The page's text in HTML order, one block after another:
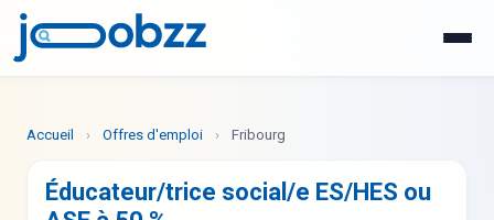
Accueil › Offres d'emploi › Fribourg
Éducateur/trice social/e ES/HES ou